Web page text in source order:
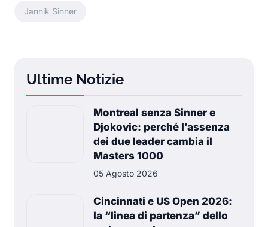
Jannik Sinner
Ultime Notizie
Montreal senza Sinner e
Djokovic: perché l’assenza
dei due leader cambia il
Masters 1000
05 Agosto 2026
Cincinnati e US Open 2026:
la “linea di partenza” dello